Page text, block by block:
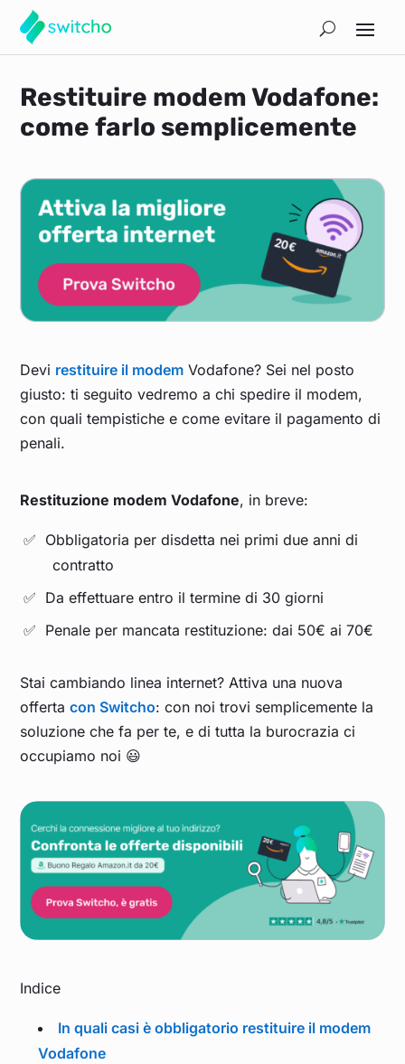
Restituire modem Vodafone:
come farlo semplicemente
Devi restituire il modem Vodafone? Sei nel posto
giusto: ti seguito vedremo a chi spedire il modem,
con quali tempistiche e come evitare il pagamento di
penali.
Restituzione modem Vodafone, in breve:
Obbligatoria per disdetta nei primi due anni di
contratto
Da effettuare entro il termine di 30 giorni
Penale per mancata restituzione: dai 50€ ai 70€
Stai cambiando linea internet? Attiva una nuova
offertacon Switcho: con noi trovi semplicemente la
soluzione che fa per te, e di tutta la burocrazia ci
occupiamo noi 😃
Indice
In quali casi è obbligatorio restituire il modem
Vodafone